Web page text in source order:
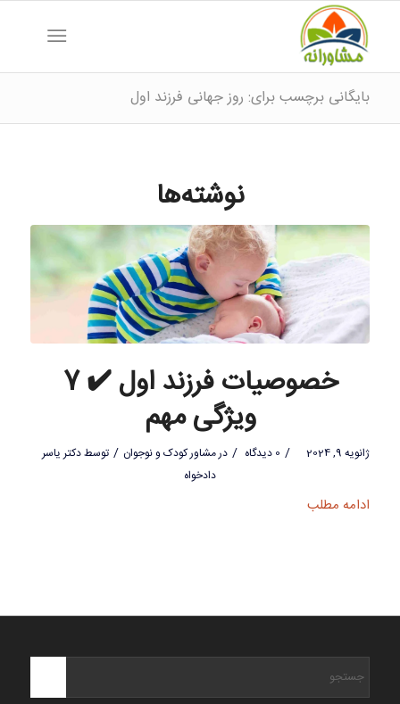
بایگانی برچسب برای: روز جهانی فرزند اول
نوشته‌ها
خصوصیات فرزند اول ✔️ 7
ویژگی مهم
ژانویه 9, 2024 / 0 دیدگاه / درمشاور کودک و نوجوان / توسطدکتر یاسر
دادخواه
ادامه مطلب